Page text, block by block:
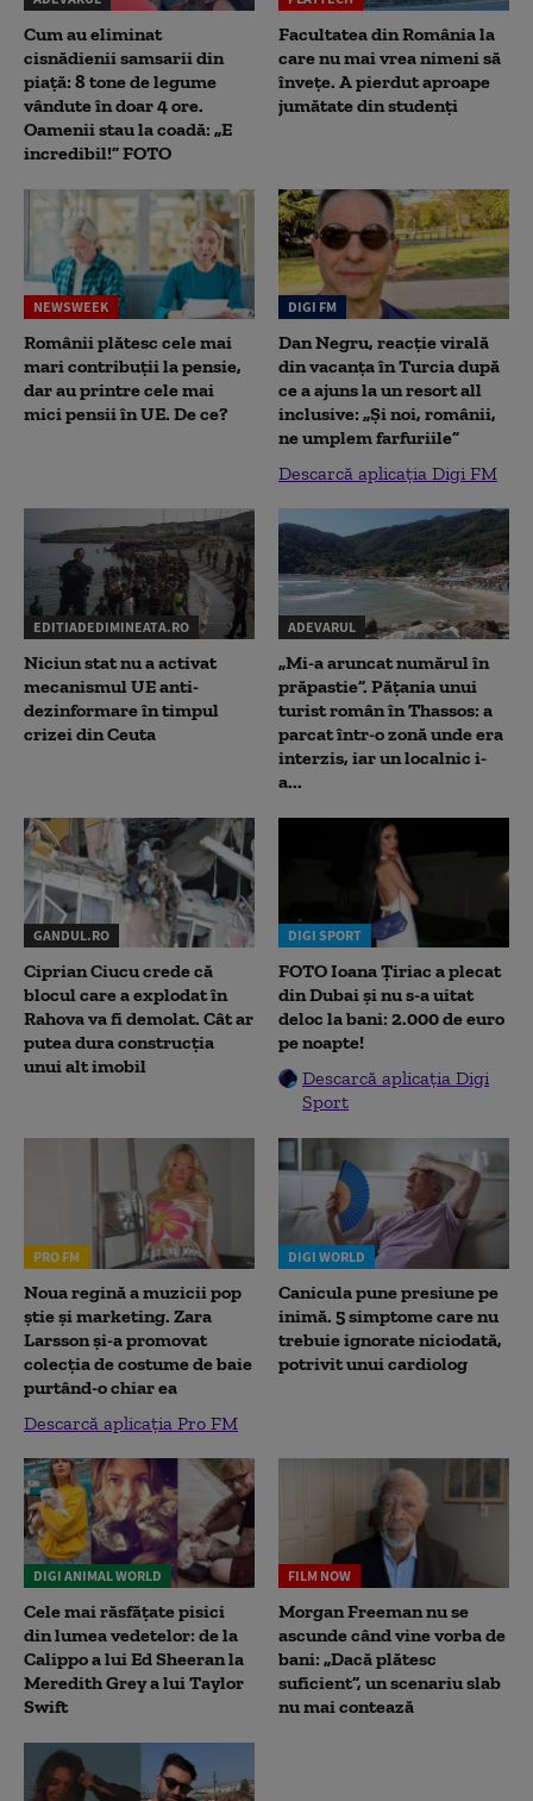
Cum au eliminat
cisnădienii samsarii din
piață: 8 tone de legume
vândute în doar 4 ore.
Oamenii stau la coadă: „E
incredibil!” FOTO
Facultatea din România la
care nu mai vrea nimeni să
înveţe. A pierdut aproape
jumătate din studenţi
NEWSWEEK
Românii plătesc cele mai
mari contribuții la pensie,
dar au printre cele mai
mici pensii în UE. De ce?
DIGI FM
Dan Negru, reacție virală
din vacanța în Turcia după
ce a ajuns la un resort all
inclusive: „Și noi, românii,
ne umplem farfuriile”
Descarcă aplicația Digi FM
EDITIADEDIMINEATA.RO
Niciun stat nu a activat
mecanismul UE anti-
dezinformare în timpul
crizei din Ceuta
ADEVARUL
„Mi-a aruncat numărul în
prăpastie”. Pățania unui
turist român în Thassos: a
parcat într-o zonă unde era
interzis, iar un localnic i-
a...
GANDUL.RO
Ciprian Ciucu crede că
blocul care a explodat în
Rahova va fi demolat. Cât ar
putea dura construcția
unui alt imobil
DIGI SPORT
FOTO Ioana Țiriac a plecat
din Dubai și nu s-a uitat
deloc la bani: 2.000 de euro
pe noapte!
Descarcă aplicația Digi
Sport
PRO FM
Noua regină a muzicii pop
știe și marketing. Zara
Larsson și-a promovat
colecția de costume de baie
purtând-o chiar ea
Descarcă aplicația Pro FM
DIGI WORLD
Canicula pune presiune pe
inimă. 5 simptome care nu
trebuie ignorate niciodată,
potrivit unui cardiolog
DIGI ANIMAL WORLD
Cele mai răsfățate pisici
din lumea vedetelor: de la
Calippo a lui Ed Sheeran la
Meredith Grey a lui Taylor
Swift
FILM NOW
Morgan Freeman nu se
ascunde când vine vorba de
bani: „Dacă plătesc
suficient”, un scenariu slab
nu mai contează